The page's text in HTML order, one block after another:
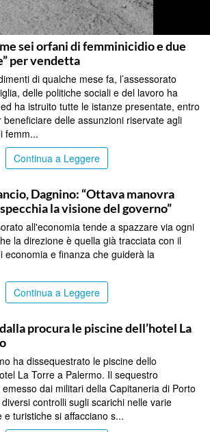
sei orfani di femminicidio e due
per vendetta
di qualche mese fa, l’assessorato
delle politiche sociali e del lavoro ha
ha istruito tutte le istanze presentate, entro
delle assunzioni riservate agli
femm...
Continua a Leggere
Dagnino: “Ottava manovra
la visione del governo”
all'economia tende a spazzare via ogni
la direzione è quella già tracciata con il
economia e finanza che guiderà la
Continua a Leggere
procura le piscine dell’hotel La
ha dissequestrato le piscine dello
La Torre a Palermo. Il sequestro
dai militari della Capitaneria di Porto
controlli sugli scarichi nelle varie
turistiche si affacciano s...